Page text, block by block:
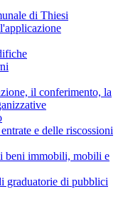
di Thiesi
il conferimento, la
e delle riscossioni
beni immobili, mobili e
graduatorie di pubblici